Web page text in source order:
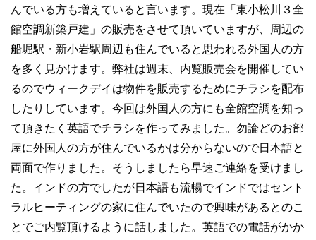
んでいる方も増えていると言います。現在「東小松川３全
館空調新築戸建」の販売をさせて頂いていますが、周辺の
船堀駅・新小岩駅周辺も住んでいると思われる外国人の方
を多く見かけます。弊社は週末、内覧販売会を開催してい
るのでウィークデイは物件を販売するためにチラシを配布
したりしています。今回は外国人の方にも全館空調を知っ
て頂きたく英語でチラシを作ってみました。勿論どのお部
屋に外国人の方が住んでいるかは分からないので日本語と
両面で作りました。そうしましたら早速ご連絡を受けまし
た。インドの方でしたが日本語も流暢でインドではセント
ラルヒーティングの家に住んでいたので興味があるとのこ
とでご内覧頂けるように話しました。英語での電話がかか